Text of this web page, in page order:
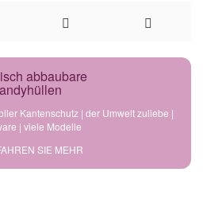
abbaubare
Kantenschutz | der Umwelt zuliebe |
| viele Modelle
SIE MEHR